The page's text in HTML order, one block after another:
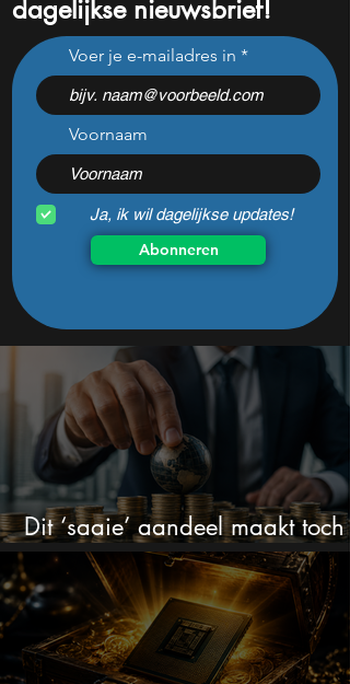
Beleggers dumpen dit
chipaandeel maar Wall
Street ziet een zeldzame
koopkans
dagelijkse nieuwsbrief!
Voer je e-mailadres in
Voornaam
Ja, ik wil dagelijkse updates!
Abonneren
Dit ‘saaie’ aandeel maakt toch
bizar veel winst